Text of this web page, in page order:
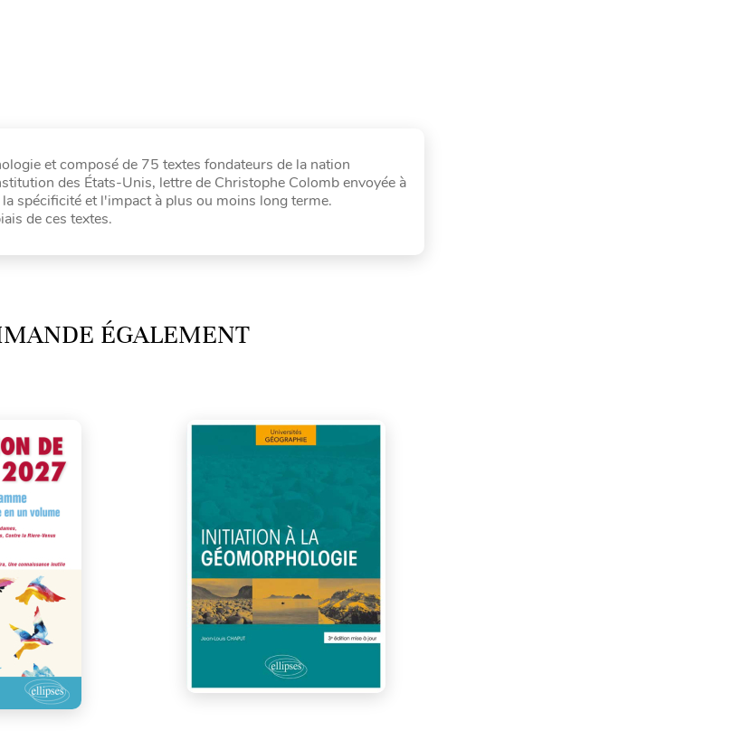
et composé de 75 textes fondateurs de la nation
des États-Unis, lettre de Christophe Colomb envoyée à
spécificité et l'impact à plus ou moins long terme.
de ces textes.
ÉGALEMENT